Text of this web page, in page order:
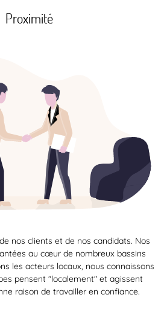
Proximité
nos clients et de nos candidats. Nos
au cœur de nombreux bassins
les acteurs locaux, nous connaissons
pensent "localement" et agissent
raison de travailler en confiance.